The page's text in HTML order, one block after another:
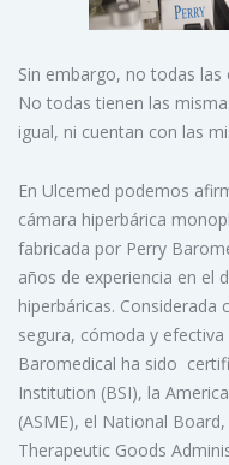
Sin embargo, no todas las
No todas tienen las
igual, ni cuentan con las
En Ulcemed podemos
cámara hiperbárica
fabricada por Perry
años de experiencia en el
hiperbáricas.
segura, cómoda y
Baromedical ha sido
Institution (BSI), la
(ASME), el National
Therapeutic Goods